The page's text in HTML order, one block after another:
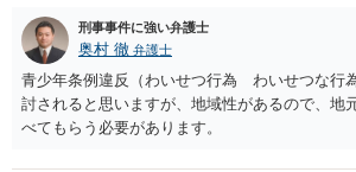
能性があると考えれば良いのでしょうか？ 逮捕
極めて低いと思います。 連絡が来ることはない
刑事事件に強い弁護士
奥村 徹 弁護士
青少年条例違反（わいせつ行為 わいせつな行
討されると思いますが、地域性があるので、地
べてもらう必要があります。